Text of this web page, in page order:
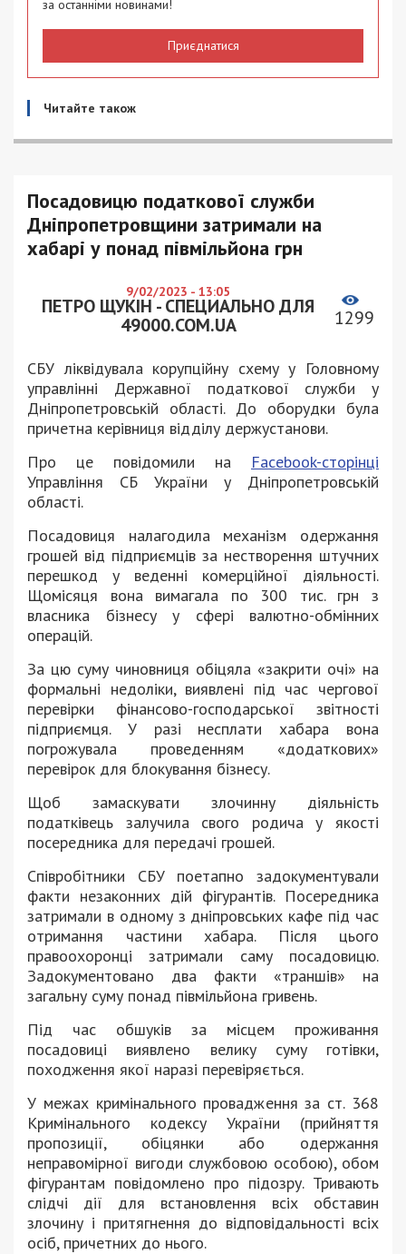
за останніми новинами!
Приєднатися
Читайте також
Посадовицю податкової служби
Дніпропетровщини затримали на
хабарі у понад півмільйона грн
9/02/2023 - 13:05
ПЕТРО ЩУКІН - СПЕЦИАЛЬНО ДЛЯ
49000.COM.UA
1299
СБУ ліквідувала корупційну схему у Головному
управлінні Державної податкової служби у
Дніпропетровській області. До оборудки була
причетна керівниця відділу держустанови.
Про це повідомили на Facebook-сторінці
Управління СБ України у Дніпропетровській
області.
Посадовиця налагодила механізм одержання
грошей від підприємців за нестворення штучних
перешкод у веденні комерційної діяльності.
Щомісяця вона вимагала по 300 тис. грн з
власника бізнесу у сфері валютно-обмінних
операцій.
За цю суму чиновниця обіцяла «закрити очі» на
формальні недоліки, виявлені під час чергової
перевірки фінансово-господарської звітності
підприємця. У разі несплати хабара вона
погрожувала проведенням «додаткових»
перевірок для блокування бізнесу.
Щоб замаскувати злочинну діяльність
податківець залучила свого родича у якості
посередника для передачі грошей.
Співробітники СБУ поетапно задокументували
факти незаконних дій фігурантів. Посередника
затримали в одному з дніпровських кафе під час
отримання частини хабара. Після цього
правоохоронці затримали саму посадовицю.
Задокументовано два факти «траншів» на
загальну суму понад півмільйона гривень.
Під час обшуків за місцем проживання
посадовиці виявлено велику суму готівки,
походження якої наразі перевіряється.
У межах кримінального провадження за ст. 368
Кримінального кодексу України (прийняття
пропозиції, обіцянки або одержання
неправомірної вигоди службовою особою), обом
фігурантам повідомлено про підозру. Тривають
слідчі дії для встановлення всіх обставин
злочину і притягнення до відповідальності всіх
осіб, причетних до нього.